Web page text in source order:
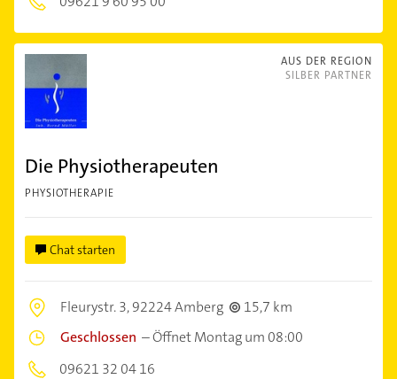
AUS DER REGION
SILBER PARTNER
Die Physiotherapeuten
PHYSIOTHERAPIE
Chat starten
Fleurystr. 3,92224 Amberg
15,7 km
Geschlossen –Öffnet Montag um 08:00
09621 32 04 16